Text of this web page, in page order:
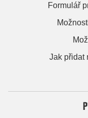
Formulář
Jak přidat